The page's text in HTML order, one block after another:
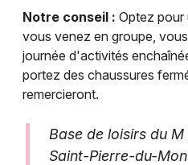
Notre conseil : Optez pour
vous venez en groupe,
journée d'activités
portez des chaussures
remercieront.
Base de loisirs du
Saint-Pierre-du-